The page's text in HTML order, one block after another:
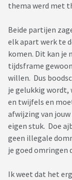
thema werd met
Beide partijen
elk apart werk te
komen. Dit kan je
tijdsframe
willen. Dus
je gelukkig wordt,
en twijfels en
afwijzing van
eigen stuk. Doe
geen illegale
je goed omringen
Ik weet dat het